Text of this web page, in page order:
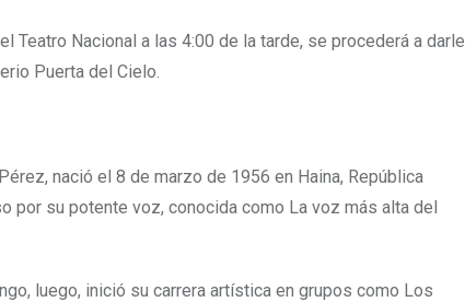
Teatro Nacional a las 4:00 de la tarde, se procederá a darle
Puerta del Cielo.
nació el 8 de marzo de 1956 en Haina, República
por su potente voz, conocida como La voz más alta del
luego, inició su carrera artística en grupos como Los